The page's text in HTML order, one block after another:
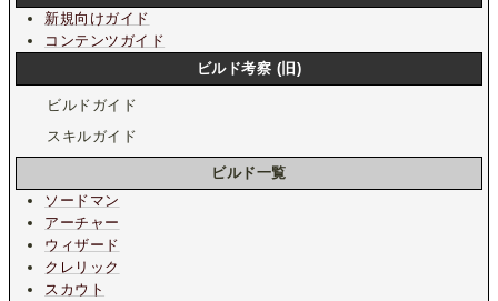
新規向けガイド
コンテンツガイド
ビルド考察 (旧)
ビルドガイド
スキルガイド
ビルド一覧
ソードマン
アーチャー
ウィザード
クレリック
スカウト